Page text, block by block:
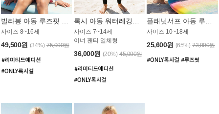
사이즈 8~16세
49,500원 (34%) 75,000원
사이즈 7~14세
이너 팬티 일체형
36,000원 (20%) 45,000원
사이즈 10~18세
25,600원 (65%) 73,000원